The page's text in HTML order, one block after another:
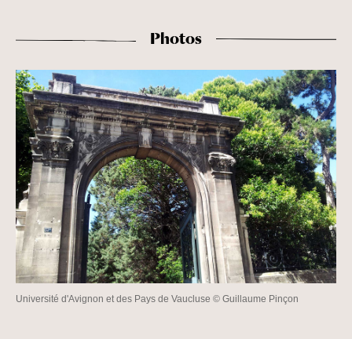
Photos
Université d'Avignon et des Pays de Vaucluse © Guillaume Pinçon